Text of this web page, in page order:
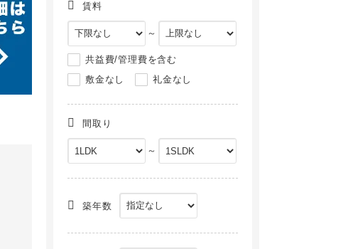
賃料
～
共益費/管理費を含む
敷金なし
礼金なし
間取り
～
築年数